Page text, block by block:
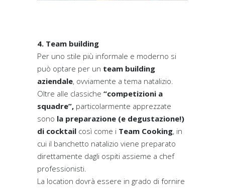
4. Team building
Per uno stile più informale e moderno si
può optare per un team building
aziendale, ovviamente a tema natalizio.
Oltre alle classiche “competizioni a
squadre”, particolarmente apprezzate
sono la preparazione (e degustazione!)
di cocktail così come i Team Cooking, in
cui il banchetto natalizio viene preparato
direttamente dagli ospiti assieme a chef
professionisti.
La location dovrà essere in grado di fornire